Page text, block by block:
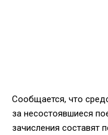
Сообщается, что
за несостоявшиеся
зачисления составят